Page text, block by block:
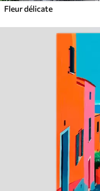
Fleur délicate